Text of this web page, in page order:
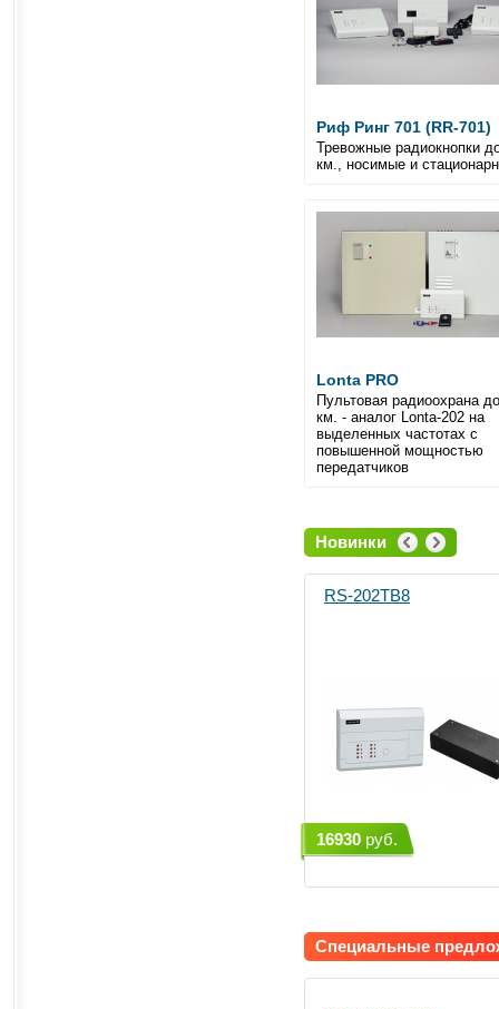
Риф Ринг 701 (RR-701)
Тревожные радиокнопки
км., носимые и
Lonta PRO
Пультовая радиоохрана
км. - аналог Lonta-202 на
выделенных частотах с
повышенной мощностью
передатчиков
Новинки
RS-202TB8
16930 руб.
Специальные